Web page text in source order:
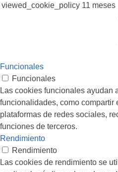
viewed_cookie_policy 11 meses
Funcionales
Funcionales
Las cookies funcionales ayudan
funcionalidades, como compartir
plataformas de redes sociales,
funciones de terceros.
Rendimiento
Rendimiento
Las cookies de rendimiento se